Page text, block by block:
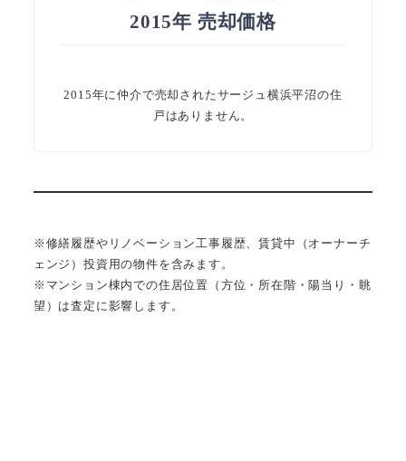
2015年 売却価格
2015年に仲介で売却されたサージュ横浜平沼の住
戸はありません。
※修繕履歴やリノベーション工事履歴、賃貸中（オーナーチ
ェンジ）投資用の物件を含みます。
※マンション棟内での住居位置（方位・所在階・陽当り・眺
望）は査定に影響します。